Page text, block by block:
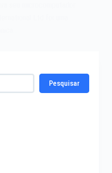
Pesquisar